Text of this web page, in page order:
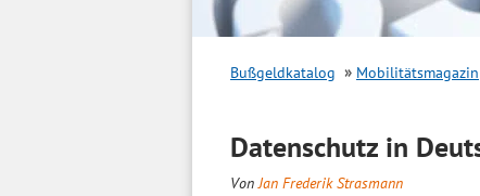
Bußgeldkatalog Mobilitätsmagazin
Datenschutz in
VonJan Frederik Strasmann